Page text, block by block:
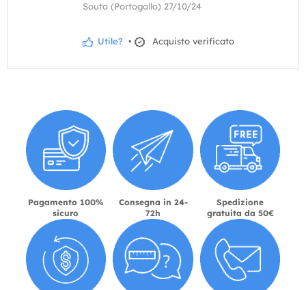
Souto (Portogallo) 27/10/24
Utile? • Acquisto verificato
Pagamento 100%
sicuro
Consegna in 24-
72h
Spedizione
gratuita da 50€